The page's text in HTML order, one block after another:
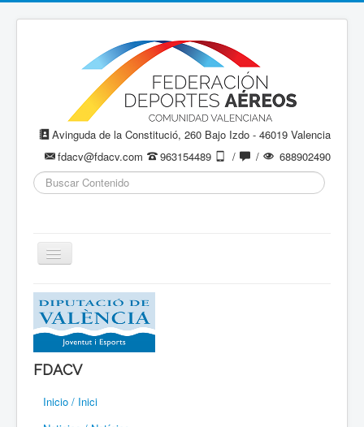
Avinguda de la Constitució, 260 Bajo Izdo - 46019 Valencia
fdacv@fdacv.com
963154489 / /
688902490
Buscar...
Cambiar
navegación
Aeromodelismo / Aeromodelisme
Ala Delta
Paracaidismo / Paracaigudisme
Parapente / Parapent
FDACV
Inicio / Inici